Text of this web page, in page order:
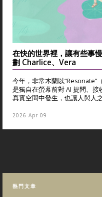
在快的世界裡，讓有些
劃 Charlice、Vera
今年，非常木蘭以“Resonate”
是獨自在螢幕前對 AI 提問、
真實空間中發生，也讓人與人
2026 Apr 09
熱門文章